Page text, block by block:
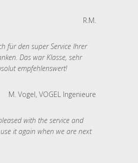
R.M.
für den super Service Ihrer
Das war Klasse, sehr
empfehlenswert!
M. Vogel, VOGEL Ingenieure
with the service and
it again when we are next